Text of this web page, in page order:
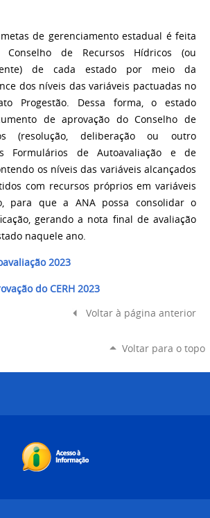
de gerenciamento estadual é feita
Conselho de Recursos Hídricos (ou
de cada estado por meio da
dos níveis das variáveis pactuadas no
Progestão. Dessa forma, o estado
de aprovação do Conselho de
(resolução, deliberação ou outro
Formulários de Autoavaliação e de
os níveis das variáveis alcançados
com recursos próprios em variáveis
para que a ANA possa consolidar o
gerando a nota final de avaliação
naquele ano.
2023
do CERH 2023
Voltar à página anterior
Voltar para o topo